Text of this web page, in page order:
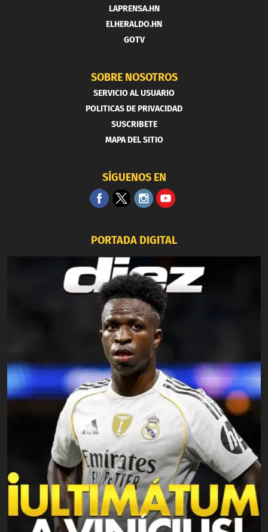
LAPRENSA.HN
ELHERALDO.HN
GOTV
SOBRE NOSOTROS
SERVICIO AL USUARIO
POLITICAS DE PRIVACIDAD
SUSCRIBETE
MAPA DEL SITIO
SÍGUENOS EN
PORTADA DIGITAL